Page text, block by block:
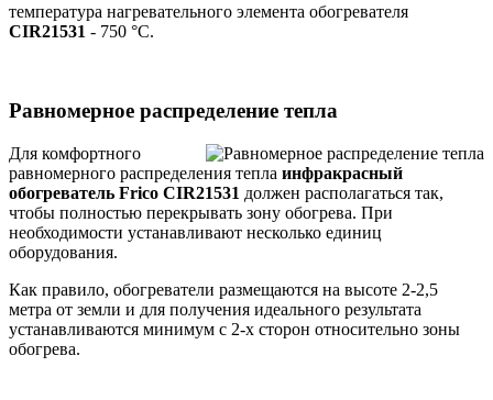
температура нагревательного элемента обогревателя
CIR21531 - 750 °C.
Равномерное распределение тепла
Для комфортного
равномерного распределения тепла инфракрасный
обогреватель Frico CIR21531 должен располагаться так,
чтобы полностью перекрывать зону обогрева. При
необходимости устанавливают несколько единиц
оборудования.
Как правило, обогреватели размещаются на высоте 2-2,5
метра от земли и для получения идеального результата
устанавливаются минимум с 2-х сторон относительно зоны
обогрева.